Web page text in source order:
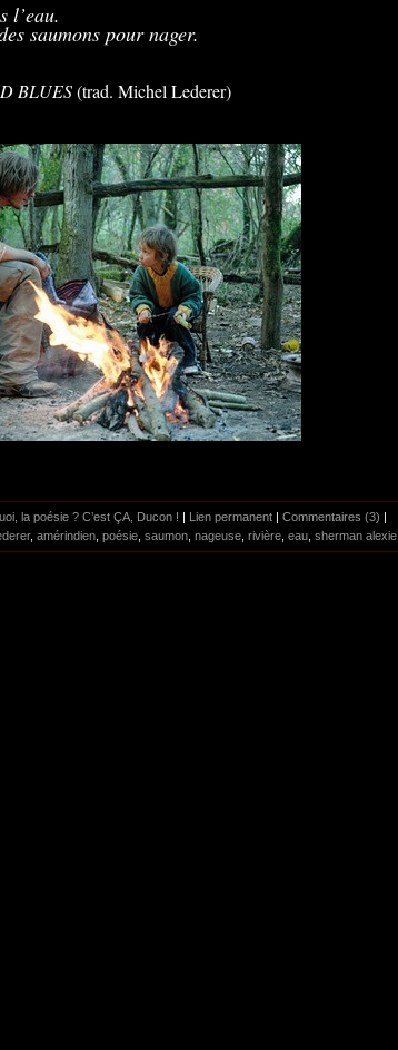
l’eau.
saumons pour nager.
BLUES(trad. Michel Lederer)
la poésie ? C’est ÇA, Ducon ! Lien permanent Commentaires (3)
, amérindien, poésie, saumon, nageuse, rivière, eau, sherman alexie